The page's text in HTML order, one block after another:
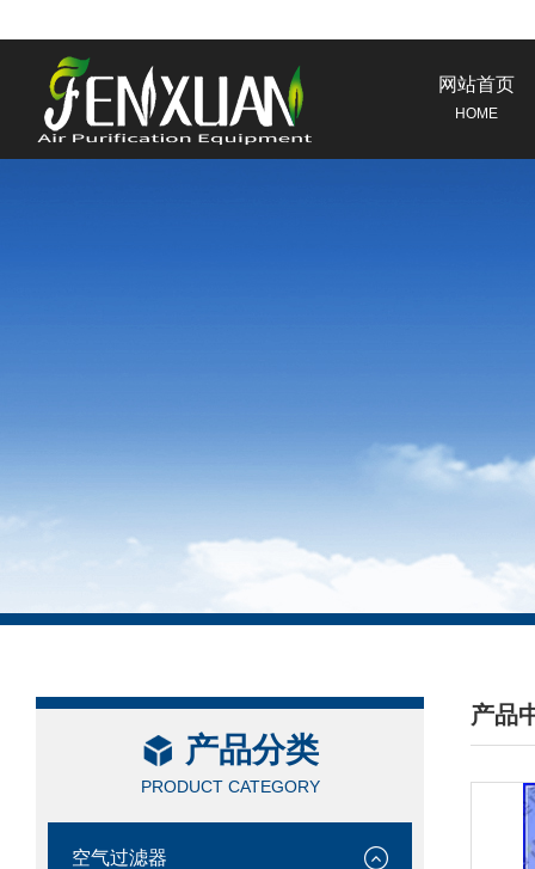
网站首页
HOME
产品分类
PRODUCT CATEGORY
空气过滤器
产品
/